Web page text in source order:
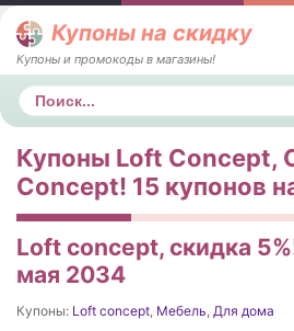
Купоны на скидку
Купоны и промокоды в магазины!
Поиск
Купоны Loft Concept,
Concept! 15 купонов
Loft concept, скидка
мая 2034
Купоны: Loft concept, Мебель, Для дома